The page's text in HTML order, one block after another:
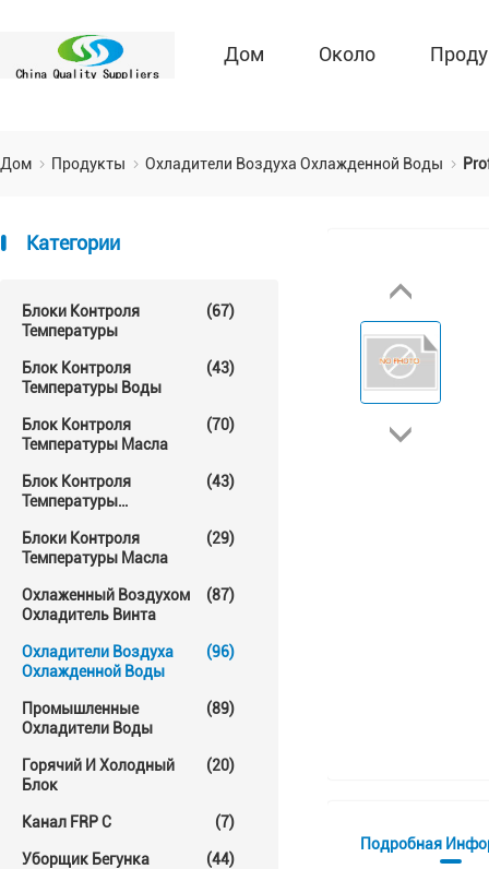
Дом Около
Дом Продукты Охладители Воздуха Охлажденной Воды
Категории
Блоки Контроля
Температуры
(67)
Блок Контроля
Температуры Воды
(43)
Блок Контроля
Температуры Масла
(70)
Блок Контроля
Температуры
(43)
Блоки Контроля
Температуры Масла
(29)
Охлаженный Воздухом
Охладитель Винта
(87)
Охладители Воздуха
Охлажденной Воды
(96)
Промышленные
Охладители Воды
(89)
Горячий И Холодный
Блок
(20)
Канал FRP C (7)
Уборщик Бегунка
(44)
Подробная